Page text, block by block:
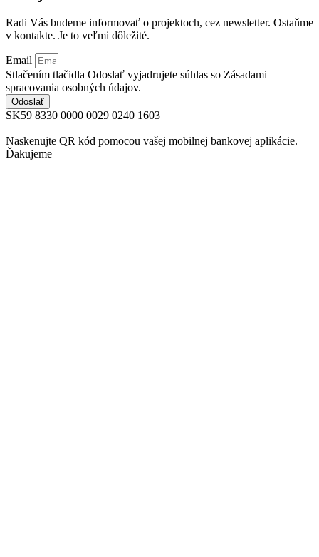
Radi Vás budeme informovať o projektoch, cez newsletter. Ostaňme
v kontakte. Je to veľmi dôležité.
Email
Stlačením tlačidla Odoslať vyjadrujete súhlas so Zásadami
spracovania osobných údajov.
Odoslať
SK59 8330 0000 0029 0240 1603
Naskenujte QR kód pomocou vašej mobilnej bankovej aplikácie.
Ďakujeme